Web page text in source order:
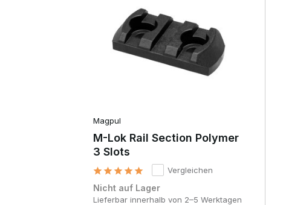
Magpul
M-Lok Rail Section Polymer
3 Slots
Vergleichen
Nicht auf Lager
Lieferbar innerhalb von 2–5 Werktagen